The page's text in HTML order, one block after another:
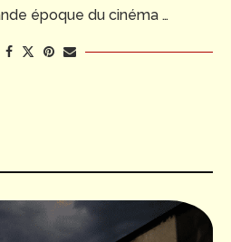
époque du cinéma …